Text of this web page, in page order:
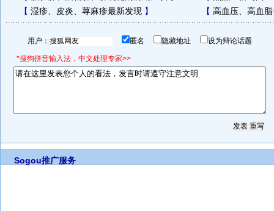
【 湿疹、皮炎、荨麻疹最新发现】 【 高血压、高血
用户： 匿名 隐藏地址 设为辩论话题
*搜狗拼音输入法，中文处理专家>>
Sogou推广服务